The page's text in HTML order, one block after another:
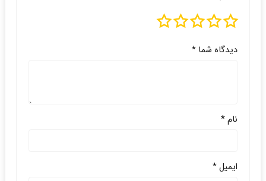
دیدگاه شما *
نام*
ایمیل*